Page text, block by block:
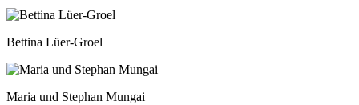
Bettina Lüer-Groel
Maria und Stephan Mungai